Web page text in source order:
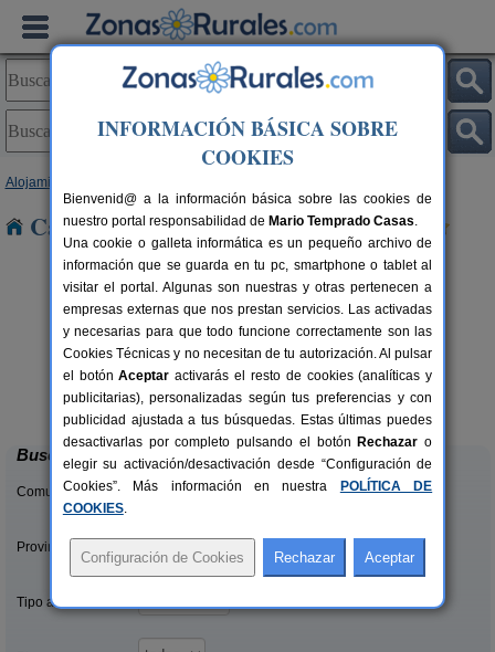
Alojamientos
Casas Rurales cerca de Petelos
2+1 pers.
desde49 €
Casa Rural Xeitosiña
Combarro (Pontevedra)
Buscar
Comunidades:
Provincias/Islas:
Tipo alquiler:
INFORMACIÓN BÁSICA SOBRE
COOKIES
Bienvenid@ a la información básica sobre las cookies de
nuestro portal responsabilidad de Mario Temprado Casas.
Una cookie o galleta informática es un pequeño archivo de
información que se guarda en tu pc, smartphone o tablet al
visitar el portal. Algunas son nuestras y otras pertenecen a
empresas externas que nos prestan servicios. Las activadas
y necesarias para que todo funcione correctamente son las
Cookies Técnicas y no necesitan de tu autorización. Al pulsar
el botónAceptar activarás el resto de cookies (analíticas y
publicitarias), personalizadas según tus preferencias y con
publicidad ajustada a tus búsquedas. Estas últimas puedes
desactivarlas por completo pulsando el botón Rechazar o
elegir su activación/desactivación desde “Configuración de
Cookies”. Más información en nuestra
POLÍTICA DE
COOKIES.